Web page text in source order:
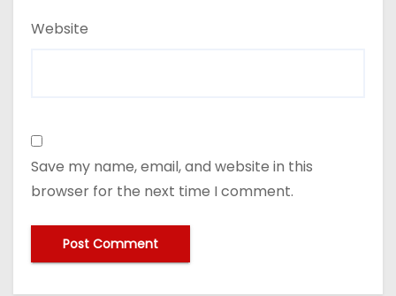
Website
Save my name, email, and website in this
browser for the next time I comment.